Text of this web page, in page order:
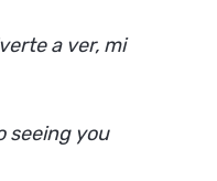
a ver, mi
seeing you